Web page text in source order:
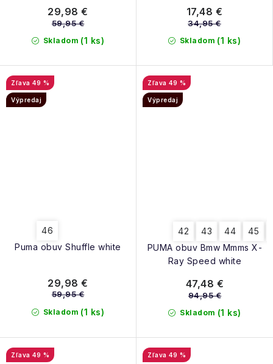
Skladom (1 ks)
29,98 €
59,95 €
Skladom (1 ks)
17,48 €
34,95 €
Puma obuv Shuffle white
49 %
Výpredaj
46
Skladom (1 ks)
29,98 €
59,95 €
PUMA obuv Bmw Mmms X-
Ray Speed white
49 %
Výpredaj
42 43 44 45
Skladom (1 ks)
47,48 €
94,95 €
49 % 49 %